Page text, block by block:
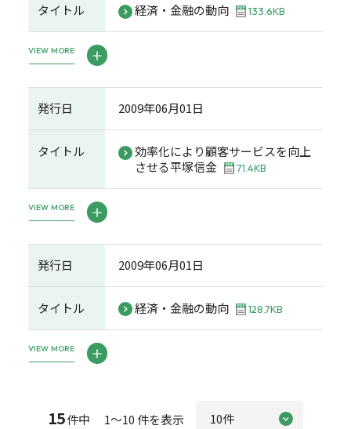
タイトル 経済・金融の動向 133.6KB
VIEW MORE
発行日 2009年06月01日
タイトル
効率化により顧客サービスを向上
させる平塚信金
71.4KB
VIEW MORE
発行日 2009年06月01日
タイトル 経済・金融の動向 128.7KB
VIEW MORE
15件中 1～10 件を表示